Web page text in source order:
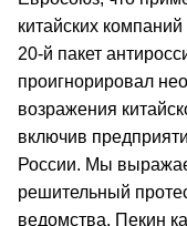
китайских
20-й пакет
проигнорировал
возражения
включив
России. Мы
решительный
ведомства. Пекин